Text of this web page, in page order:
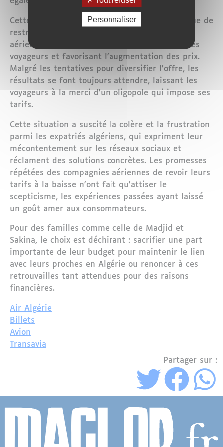
Cette situation découle en partie de la politique de
restriction du ciel algérien aux compagnies
aériennes étrangères, limitant ainsi le choix des
voyageurs et favorisant l'augmentation des prix.
Malgré les tentatives pour diversifier l'offre, les
résultats se font toujours attendre, laissant les
voyageurs à la merci d'un oligopole qui impose ses
tarifs.
Cette situation a suscité la colère et la frustration
parmi les expatriés algériens, qui expriment leur
mécontentement sur les réseaux sociaux et
réclament des solutions concrètes. Les promesses
répétées des compagnies aériennes de revoir leurs
tarifs à la baisse n'ont fait qu'attiser le
scepticisme, les expériences passées ayant laissé
un goût amer aux consommateurs.
Pour des familles comme celle de Madjid et
Sakina, le choix est déchirant : sacrifier une part
importante de leur budget pour maintenir le lien
avec leurs proches en Algérie ou renoncer à ces
retrouvailles tant attendues pour des raisons
financières.
Air Algérie
Billets
Avion
Transavia
Partager sur :
Personnaliser